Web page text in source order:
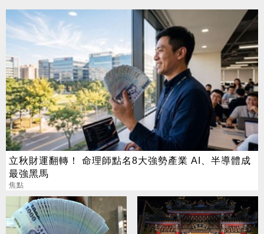
立秋財運翻轉！ 命理師點名8大強勢產業 AI、半導體成
最強黑馬
焦點